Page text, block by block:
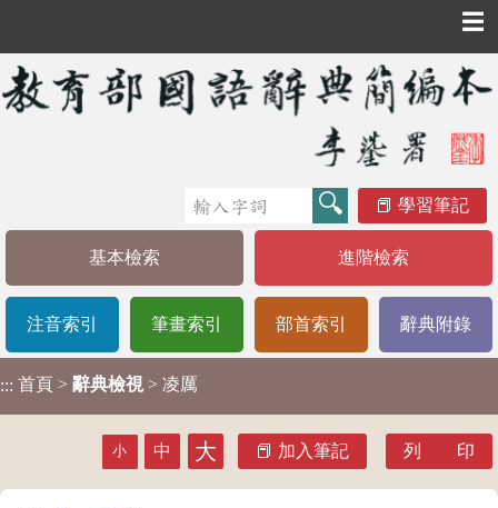
☰
學習筆記
基本檢索 進階檢索
注音索引 筆畫索引 部首索引 辭典附錄
::: 首頁 > 辭典檢視 > 凌厲
小 中 大 加入筆記 列 印